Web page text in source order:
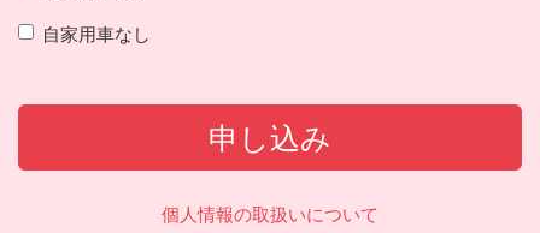
自家用車なし
申し込み
個人情報の取扱いについて